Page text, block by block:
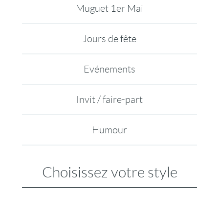
Muguet 1er Mai
Jours de fête
Evénements
Invit / faire-part
Humour
Choisissez votre style